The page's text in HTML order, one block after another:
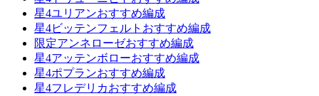
星4ユリアンおすすめ編成
星4ビッテンフェルトおすすめ編成
限定アンネローゼおすすめ編成
星4アッテンボローおすすめ編成
星4ポプランおすすめ編成
星4フレデリカおすすめ編成